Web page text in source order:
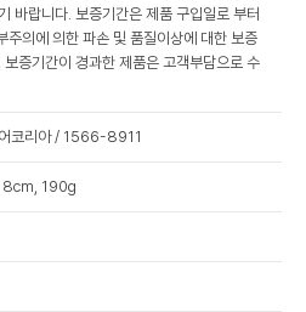
바랍니다. 보증기간은 제품 구입일로 부터
주의에 의한 파손 및 품질이상에 대한 보증
증기간이 경과한 제품은 고객부담으로 수
코리아 / 1566-8911
8cm, 190g